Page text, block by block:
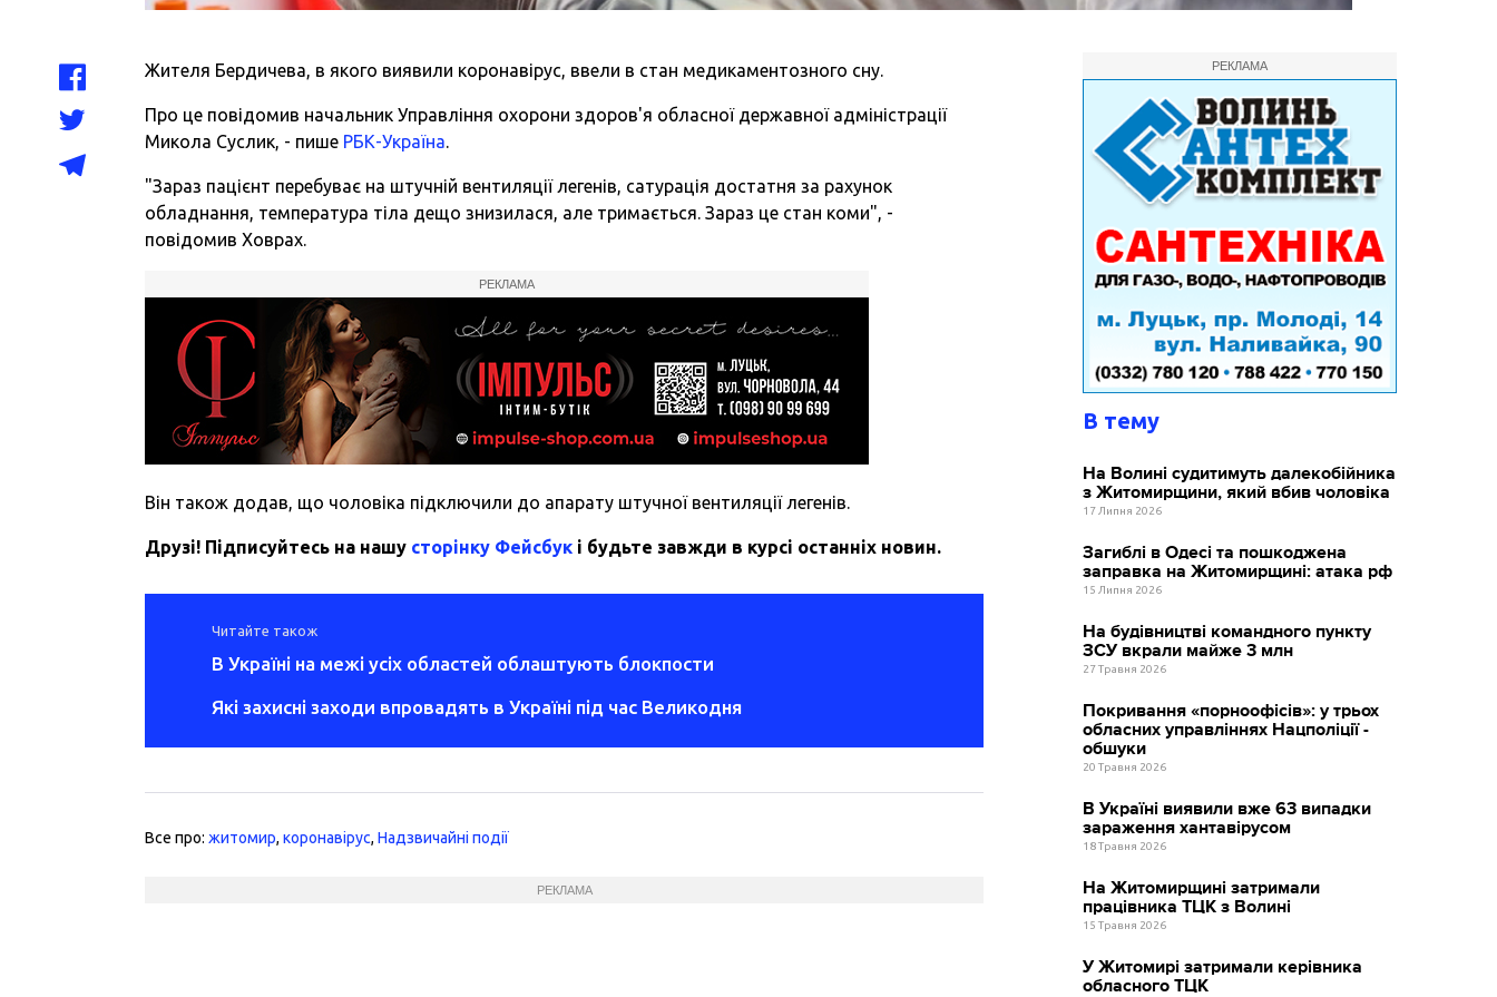
Жителя Бердичева, в якого виявили коронавірус, ввели в стан медикаментозного сну.
Про це повідомив начальник Управління охорони здоров'я обласної державної адміністрації
Микола Суслик, - пише РБК-Україна.
"Зараз пацієнт перебуває на штучній вентиляції легенів, сатурація достатня за рахунок
обладнання, температура тіла дещо знизилася, але тримається. Зараз це стан коми", -
повідомив Ховрах.
РЕКЛАМА
Він також додав, що чоловіка підключили до апарату штучної вентиляції легенів.
Друзі! Підписуйтесь на нашу сторінку Фейсбук і будьте завжди в курсі останніх новин.
Читайте також
В Україні на межі усіх областей облаштують блокпости
Які захисні заходи впровадять в Україні під час Великодня
Все про:житомир,коронавірус,Надзвичайні події
РЕКЛАМА
РЕКЛАМА
В тему
На Волині судитимуть далекобійника
з Житомирщини, який вбив чоловіка
17 Липня 2026
Загиблі в Одесі та пошкоджена
заправка на Житомирщині: атака рф
15 Липня 2026
На будівництві командного пункту
ЗСУ вкрали майже 3 млн
27 Травня 2026
Покривання «порноофісів»: у трьох
обласних управліннях Нацполіції -
обшуки
20 Травня 2026
В Україні виявили вже 63 випадки
зараження хантавірусом
18 Травня 2026
На Житомирщині затримали
працівника ТЦК з Волині
15 Травня 2026
У Житомирі затримали керівника
обласного ТЦК